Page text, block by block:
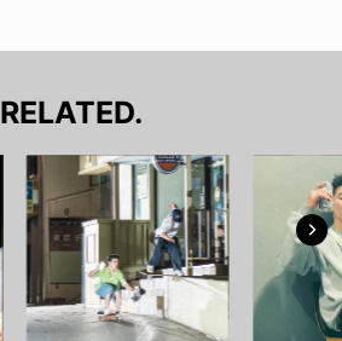
RELATED.